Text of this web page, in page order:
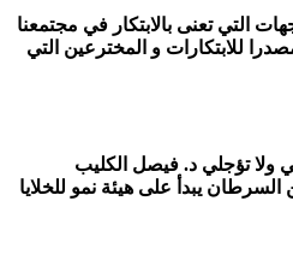
التي تعنى بالابتكار في مجتمعنا
للابتكارات و المخترعين التي
ولا تؤجلي د. فيصل الكليب
يبدأ على هيئة نمو للخلايا